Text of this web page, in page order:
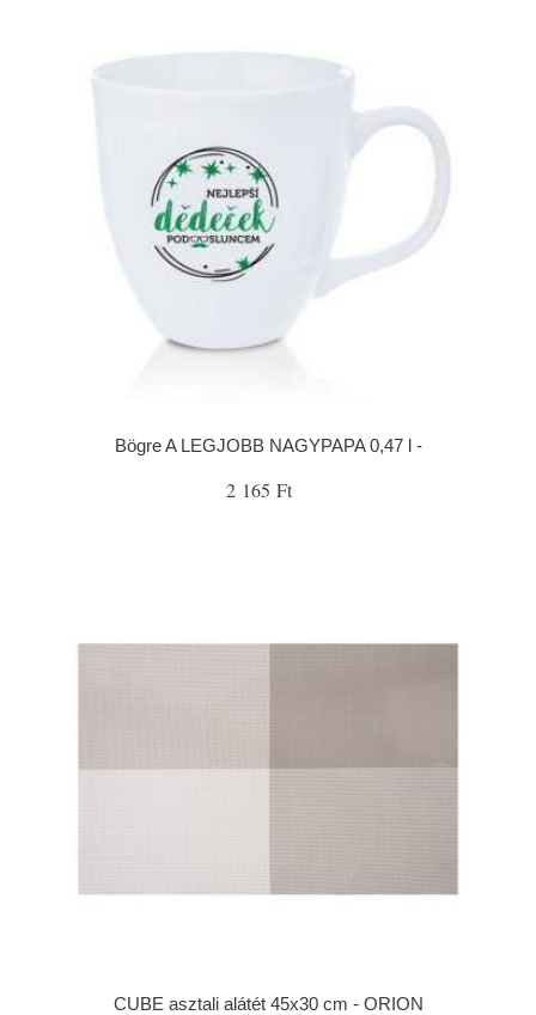
Bögre A LEGJOBB NAGYPAPA 0,47 l -
2 165 Ft
CUBE asztali alátét 45x30 cm - ORION